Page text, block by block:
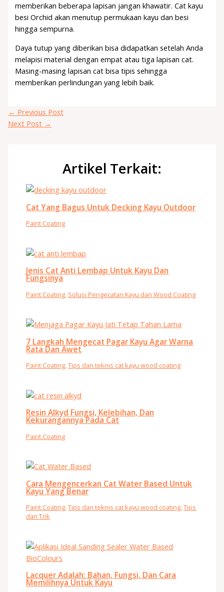
memberikan beberapa lapisan jangan khawatir. Cat kayu
besi Orchid akan menutup permukaan kayu dan besi
hingga sempurna.
Daya tutup yang diberikan bisa didapatkan setelah Anda
melapisi material dengan empat atau tiga lapisan cat.
Masing-masing lapisan cat bisa tipis sehingga
memberikan perlindungan yang lebih baik.
← Previous Post
Next Post →
Artikel Terkait:
Cat Yang Bagus Untuk Decking Kayu Outdoor
Paint Coating
Jenis Cat Anti Lembap Untuk Kayu Dan
Fungsinya
Paint Coating, Solusi Pengecatan Kayu dan Wood Coating
7 Langkah Mengecat Pagar Kayu Agar Warna
Rata Dan Awet
Paint Coating,Tips dan teknis cat kayu wood coating
Resin Alkyd Fungsi, Kelebihan, Dan
Kekurangannya Pada Cat
Paint Coating
Cara Mengencerkan Cat Water Based Untuk
Kayu Yang Benar
Paint Coating,Tips dan teknis cat kayu wood coating,Tips
dan Trik
Lacquer Adalah: Bahan, Fungsi, Dan Cara
Memilihnya Untuk Kayu